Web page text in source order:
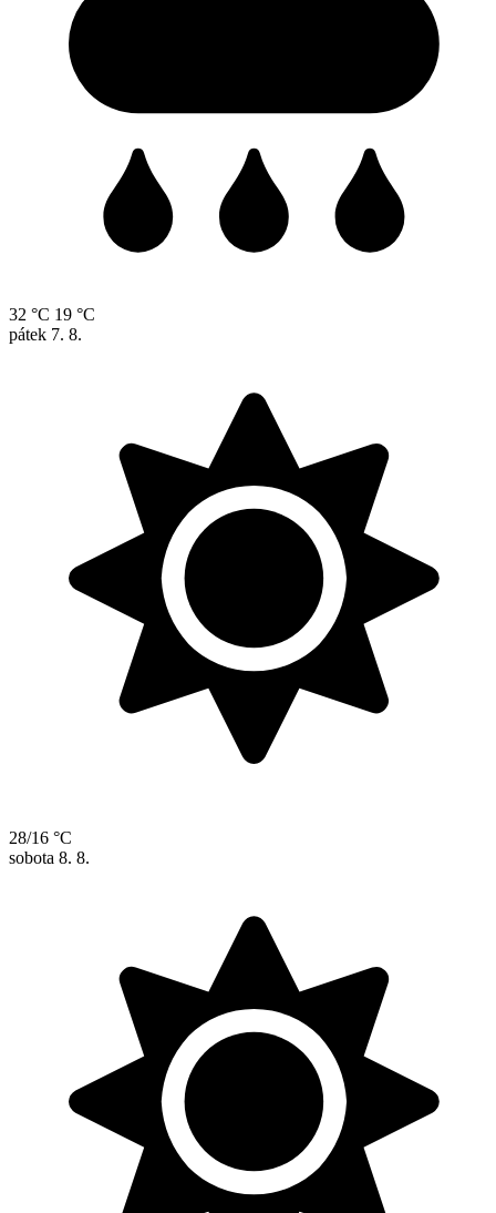
32 °C 19 °C
pátek 7. 8.
28/16 °C
sobota 8. 8.